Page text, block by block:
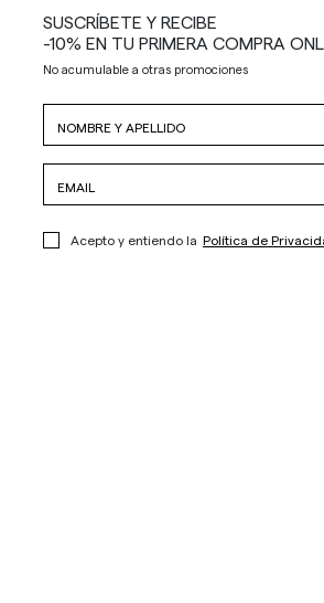
SUSCRÍBETE Y RECIBE
-10% EN TU PRIMERA COMPRA
No acumulable a otras promociones
Acepto y entiendo la Política de